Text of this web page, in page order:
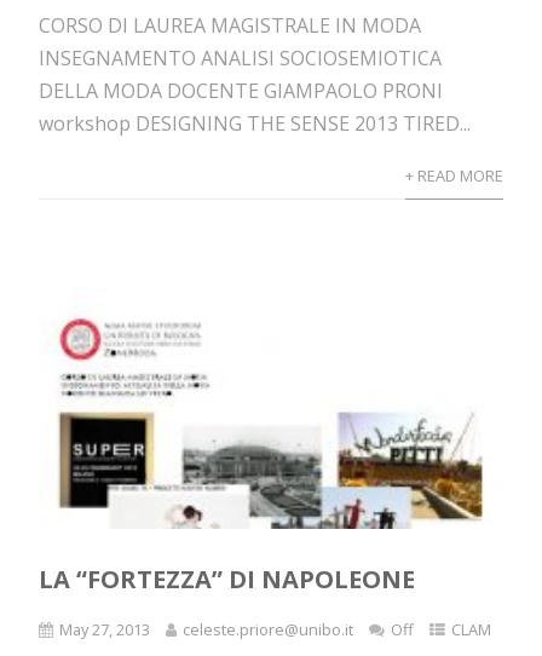
CORSO DI LAUREA MAGISTRALE IN MODA
INSEGNAMENTO ANALISI SOCIOSEMIOTICA
DELLA MODA DOCENTE GIAMPAOLO PRONI
workshop DESIGNING THE SENSE 2013 TIRED...
+ READ MORE
LA “FORTEZZA” DI NAPOLEONE
May 27, 2013 celeste.priore@unibo.it Off CLAM